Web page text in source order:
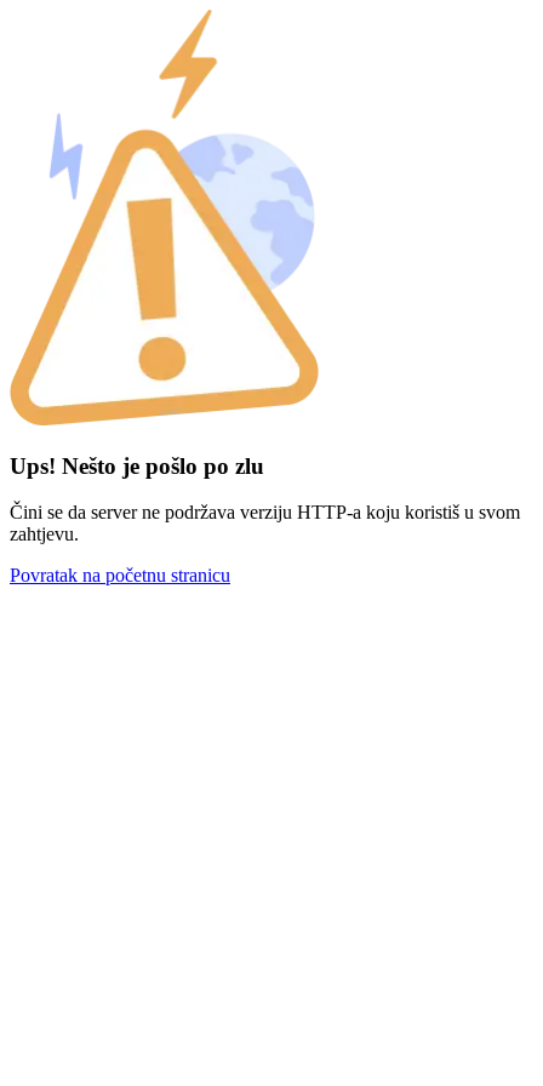
Ups! Nešto je pošlo po zlu
Čini se da server ne podržava verziju HTTP-a koju koristiš u svom
zahtjevu.
Povratak na početnu stranicu